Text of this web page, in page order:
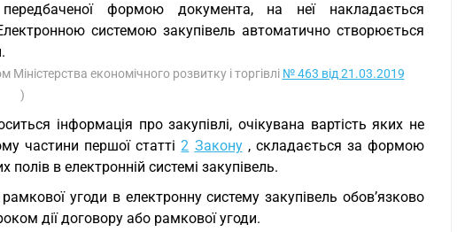
передбаченої формою документа, на неї накладається
системою закупівель автоматично створюється
економічного розвитку і торгівлі № 463 від 21.03.2019
)
інформація про закупівлі, очікувана вартість яких не
частини першої статті2 Закону, складається за формою
в електронній системі закупівель.
угоди в електронну систему закупівель обов’язково
дії договору або рамкової угоди.